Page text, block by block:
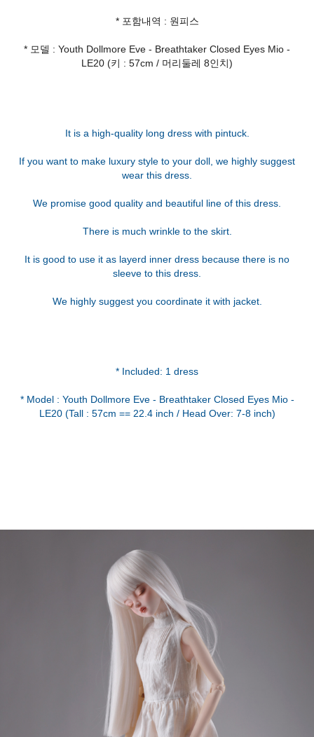
* 포함내역 : 원피스
* 모델 : Youth Dollmore Eve - Breathtaker Closed Eyes Mio -
LE20 (키 : 57cm / 머리둘레 8인치)
It is a high-quality long dress with pintuck.
If you want to make luxury style to your doll, we highly suggest
wear this dress.
We promise good quality and beautiful line of this dress.
There is much wrinkle to the skirt.
It is good to use it as layerd inner dress because there is no
sleeve to this dress.
We highly suggest you coordinate it with jacket.
* Included: 1 dress
* Model : Youth Dollmore Eve - Breathtaker Closed Eyes Mio -